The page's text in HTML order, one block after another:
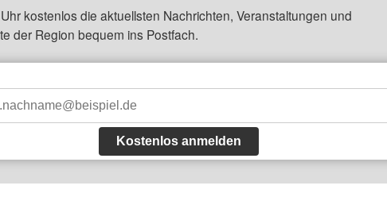
kostenlos die aktuellsten Nachrichten, Veranstaltungen und
der Region bequem ins Postfach.
Kostenlos anmelden